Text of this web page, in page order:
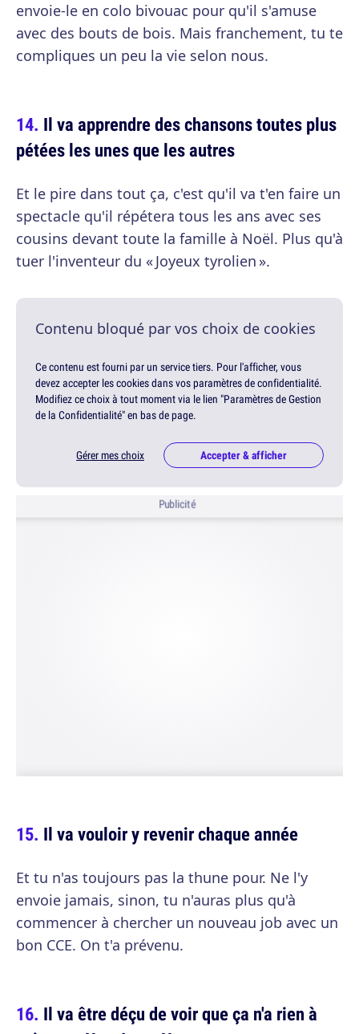
envoie-le en colo bivouac pour qu'il s'amuse
avec des bouts de bois. Mais franchement, tu te
compliques un peu la vie selon nous.
Il va apprendre des chansons toutes plus
pétées les unes que les autres
Et le pire dans tout ça, c'est qu'il va t'en faire un
spectacle qu'il répétera tous les ans avec ses
cousins devant toute la famille à Noël. Plus qu'à
tuer l'inventeur du « Joyeux tyrolien ».
Contenu bloqué par vos choix de cookies
Ce contenu est fourni par un service tiers. Pour l'afficher, vous
devez accepter les cookies dans vos paramètres de confidentialité.
Modifiez ce choix à tout moment via le lien "Paramètres de Gestion
de la Confidentialité" en bas de page.
Gérer mes choix Accepter & afficher
Publicité
Il va vouloir y revenir chaque année
Et tu n'as toujours pas la thune pour. Ne l'y
envoie jamais, sinon, tu n'auras plus qu'à
commencer à chercher un nouveau job avec un
bon CCE. On t'a prévenu.
Il va être déçu de voir que ça n'a rien à